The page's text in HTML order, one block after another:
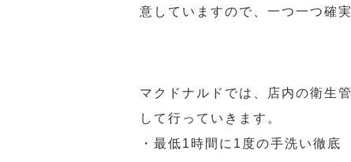
意していますので、一つ一つ確
マクドナルドでは、店内の衛生
して行っていきます。
・最低1時間に1度の手洗い徹底